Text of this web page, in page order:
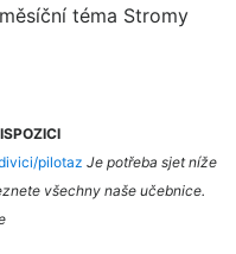
téma Stromy
pilotaz Je potřeba sjet níže
všechny naše učebnice.